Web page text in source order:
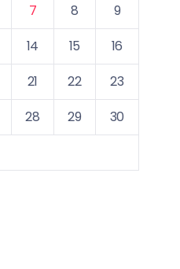
7 8
9
14 15
16
21 22
23
28 29
30